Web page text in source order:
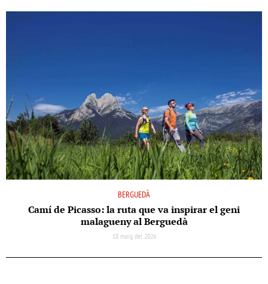
BERGUEDÀ
Camí de Picasso: la ruta que va inspirar el geni
malagueny al Berguedà
18 maig del 2026